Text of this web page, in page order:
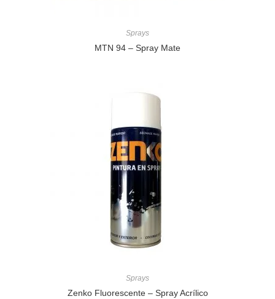
Sprays
MTN 94 – Spray Mate
Sprays
Zenko Fluorescente – Spray Acrílico